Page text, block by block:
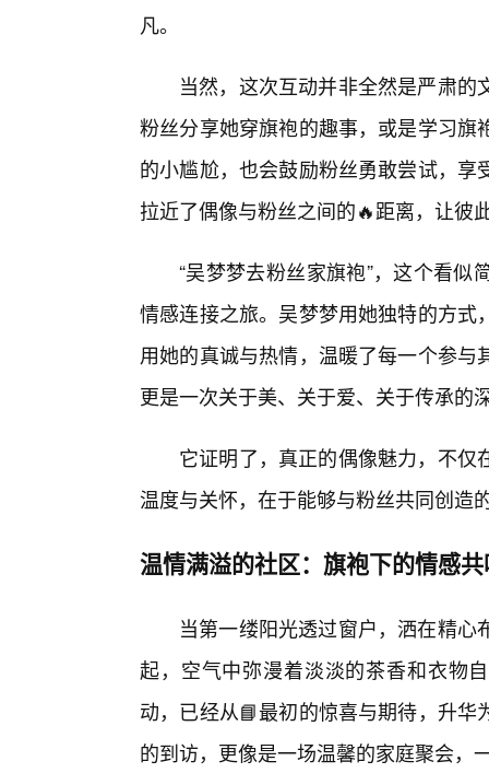
凡。
当然，这次互动并非全然是严肃
粉丝分享她穿旗袍的趣事，或是学习
的小尴尬，也会鼓励粉丝勇敢尝试，
拉近了偶像与粉丝之间的🔥距离，让彼
“吴梦梦去粉丝家旗袍”，这个看
情感连接之旅。吴梦梦用她独特的方
用她的真诚与热情，温暖了每一个参
更是一次关于美、关于爱、关于传承的
它证明了，真正的偶像魅力，不
温度与关怀，在于能够与粉丝共同创造
温情满溢的社区：旗袍下的情感
当第一缕阳光透过窗户，洒在精
起，空气中弥漫着淡淡的茶香和衣物
动，已经从📘最初的惊喜与期待，升
的到访，更像是一场温馨的家庭聚会，